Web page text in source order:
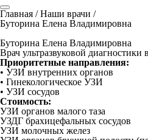
Главная /Наши врачи /
Буторина Елена Владимировна
Буторина Елена Владимировна
Врач ультразвуковой
Приоритетные направления:
• УЗИ внутренних органов
• Гинекологическое УЗИ
• УЗИ сосудов
Стоимость:
УЗИ органов малого таза
УЗДГ брахицефальных сосудов
УЗИ молочных желез